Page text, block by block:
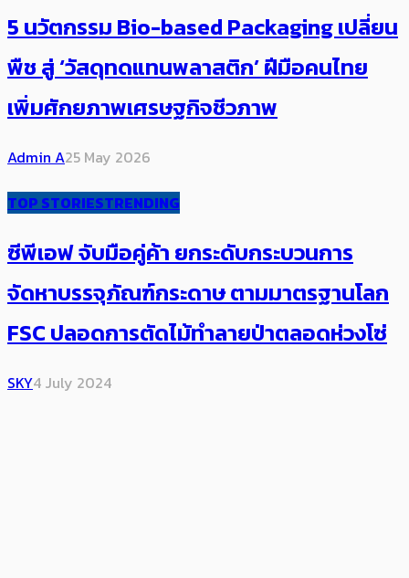
5 นวัตกรรม Bio-based Packaging ​เปลี่ยน
พืช สู่ ‘วัสดุทดแทนพลาสติก’ ​​ฝีมือคนไทย​
เพิ่มศักยภาพเศรษฐกิจชีวภาพ
Admin A25 May 2026
TOP STORIESTRENDING
ซีพีเอฟ จับมือคู่ค้า ยกระดับกระบวนการ
จัดหาบรรจุภัณฑ์กระดาษ ​ตามมาตรฐาน​โลก
FSC ​ปลอดการตัดไม้ทำลายป่าตลอดห่วงโซ่
SKY4 July 2024